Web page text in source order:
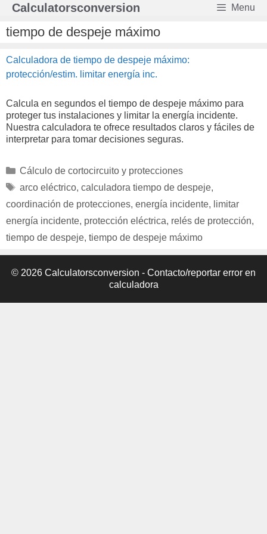
Saltar
contenido
Calculatorsconversion Menu
tiempo de despeje máximo
Calculadora de tiempo de despeje máximo:
protección/estim. limitar energía inc.
Calcula en segundos el tiempo de despeje máximo para
proteger tus instalaciones y limitar la energía incidente.
Nuestra calculadora te ofrece resultados claros y fáciles de
interpretar para tomar decisiones seguras.
Categorías
Cálculo de cortocircuito y protecciones
Etiquetas
arco eléctrico, calculadora tiempo de despeje,
coordinación de protecciones, energía incidente, limitar
energía incidente, protección eléctrica, relés de protección,
tiempo de despeje, tiempo de despeje máximo
© 2026 Calculatorsconversion - Contacto/reportar error en
calculadora